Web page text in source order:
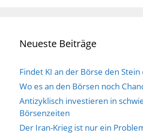
Neueste Beiträge
Findet KI an der Börse den Stein
Wo es an den Börsen noch
Antizyklisch investieren in
Börsenzeiten
Der Iran-Krieg ist nur ein